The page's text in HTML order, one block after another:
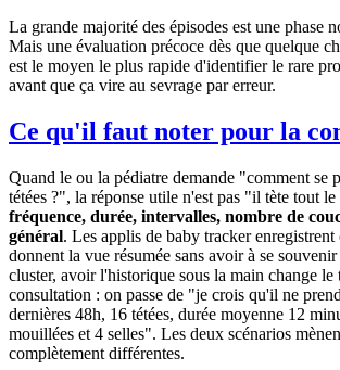
La grande majorité des épisodes est une phase
Mais une évaluation précoce dès que quelque
est le moyen le plus rapide d'identifier le rare
avant que ça vire au sevrage par erreur.
Ce qu'il faut noter pour la
Quand le ou la pédiatre demande "comment se
tétées ?", la réponse utile n'est pas "il tète tout
fréquence, durée, intervalles, nombre de
général. Les applis de baby tracker enregistrent
donnent la vue résumée sans avoir à se
cluster, avoir l'historique sous la main change le
consultation : on passe de "je crois qu'il ne
dernières 48h, 16 tétées, durée moyenne 12
mouillées et 4 selles". Les deux scénarios
complètement différentes.